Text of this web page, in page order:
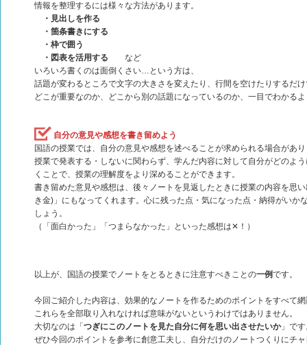
情報を整理するには様々な方法があります。
・見出しを作る
・箇条書きにする
・枠で囲う
・図表を活用する など
いろいろ書くのは面倒くさい…という方は、
話題が変わるところで文字の大きさを変えたり、行間を空けたりするだ
どこが重要なのか、どこから別の話題になっているのか、一目でわかる
自分の意見や感想を書き留めよう
国語の授業では、自分の意見や感想を述べることが求められる場合があ
授業で発表する・しないに関わらず、学んだ内容に対して自分がどのよ
くことで、授業の理解度をより深めることができます。
書き留めた意見や感想は、後々ノートを見返したときに授業の内容を思
き金)」にもなってくれます。心に残った点・気になった点・納得がいか
しょう。
（「面白かった」「つまらなかった」といった感想は✕！）
以上が、国語の授業でノートをとるときに注意すべきことの一例です。
今回ご紹介した内容は、効果的なノートを作るためのポイントをすべて
これらを全部取り入れなければ意味がないというわけではありません。
大切なのは「つぎにこのノートを見た自分に何を思い出させたいか」で
ぜひ今回のポイントを参考に創意工夫し、自分だけのノートつくりにチ